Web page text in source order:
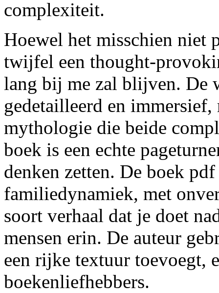
complexiteit.
Hoewel het misschien niet
twijfel een thought-
lang bij me zal blijven. De
gedetailleerd en immersief,
mythologie die beide
boek is een echte
denken zetten. De boek
familiedynamiek, met
soort verhaal dat je doet
mensen erin. De auteur
een rijke textuur toevoegt,
boekenliefhebbers.